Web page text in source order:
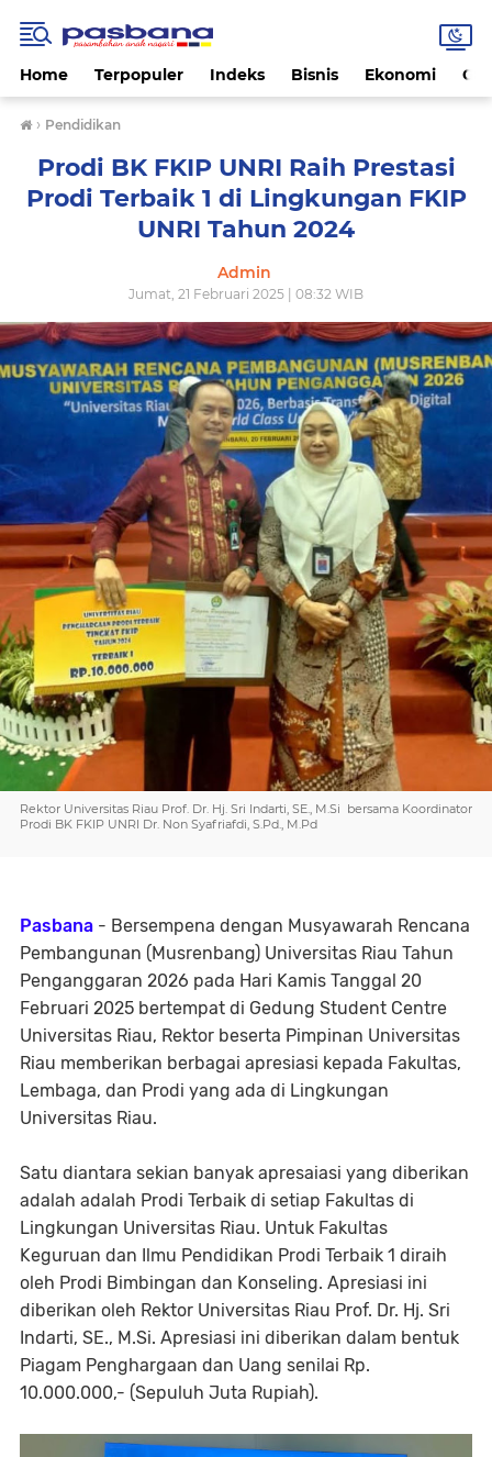
Home Terpopuler Indeks Bisnis Ekonomi
› Pendidikan
Prodi BK FKIP UNRI Raih Prestasi
Prodi Terbaik 1 di Lingkungan FKIP
UNRI Tahun 2024
Admin
Jumat, 21 Februari 2025 | 08:32 WIB
Rektor Universitas Riau Prof. Dr. Hj. Sri Indarti, SE., M.Si bersama Koordinator
Prodi BK FKIP UNRI Dr. Non Syafriafdi, S.Pd., M.Pd
Pasbana - Bersempena dengan Musyawarah Rencana
Pembangunan (Musrenbang) Universitas Riau Tahun
Penganggaran 2026 pada Hari Kamis Tanggal 20
Februari 2025 bertempat di Gedung Student Centre
Universitas Riau, Rektor beserta Pimpinan Universitas
Riau memberikan berbagai apresiasi kepada Fakultas,
Lembaga, dan Prodi yang ada di Lingkungan
Universitas Riau.
Satu diantara sekian banyak apresaiasi yang diberikan
adalah adalah Prodi Terbaik di setiap Fakultas di
Lingkungan Universitas Riau. Untuk Fakultas
Keguruan dan Ilmu Pendidikan Prodi Terbaik 1 diraih
oleh Prodi Bimbingan dan Konseling. Apresiasi ini
diberikan oleh Rektor Universitas Riau Prof. Dr. Hj. Sri
Indarti, SE., M.Si. Apresiasi ini diberikan dalam bentuk
Piagam Penghargaan dan Uang senilai Rp.
10.000.000,- (Sepuluh Juta Rupiah).